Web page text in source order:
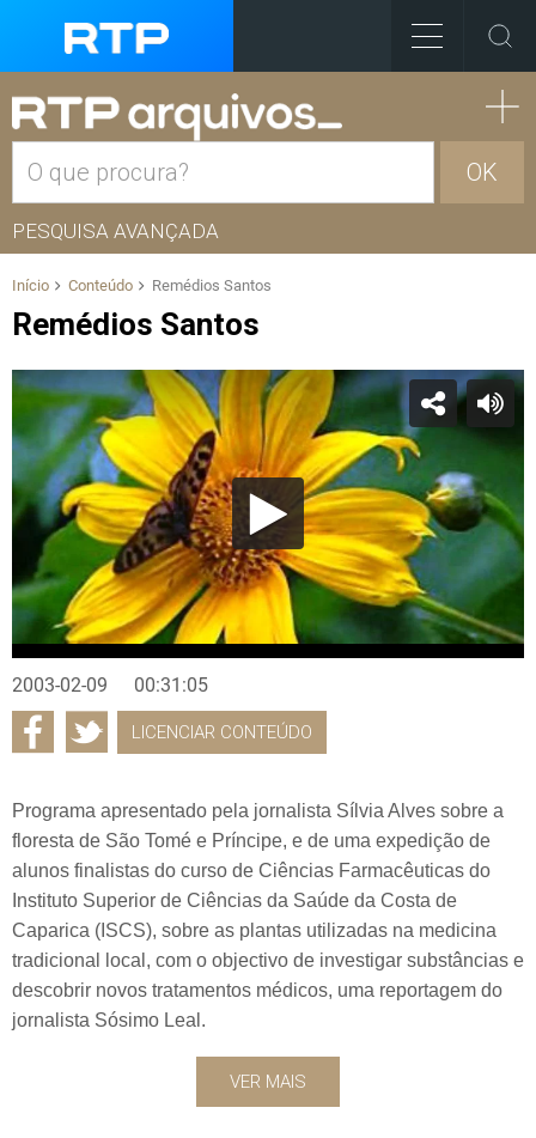
OK
PESQUISA AVANÇADA
Início Conteúdo Remédios Santos
Remédios Santos
2003-02-09 00:31:05
LICENCIAR CONTEÚDO
Programa apresentado pela jornalista Sílvia Alves sobre a
floresta de São Tomé e Príncipe, e de uma expedição de
alunos finalistas do curso de Ciências Farmacêuticas do
Instituto Superior de Ciências da Saúde da Costa de
Caparica (ISCS), sobre as plantas utilizadas na medicina
tradicional local, com o objectivo de investigar substâncias e
descobrir novos tratamentos médicos, uma reportagem do
jornalista Sósimo Leal.
VER MAIS